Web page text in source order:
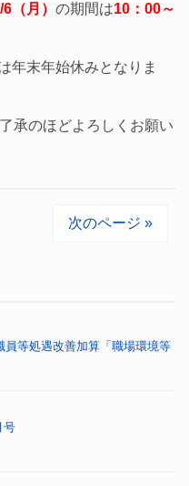
（月） の期間は10：00～
年末年始休みとなりま
承のほどよろしくお願い
次のページ »
員等処遇改善加算「職場環境等
号